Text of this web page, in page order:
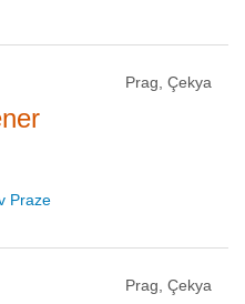
Prag, Çekya
Praze
Prag, Çekya